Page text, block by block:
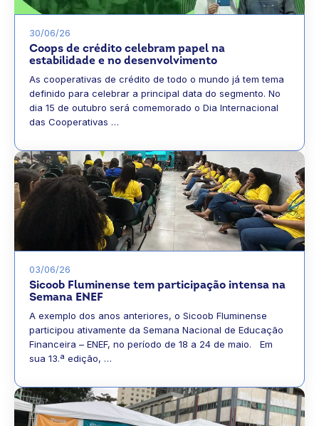
30/06/26
Coops de crédito celebram papel na
estabilidade e no desenvolvimento
As cooperativas de crédito de todo o mundo já tem tema
definido para celebrar a principal data do segmento. No
dia 15 de outubro será comemorado o Dia Internacional
das Cooperativas …
03/06/26
Sicoob Fluminense tem participação intensa na
Semana ENEF
A exemplo dos anos anteriores, o Sicoob Fluminense
participou ativamente da Semana Nacional de Educação
Financeira – ENEF, no período de 18 a 24 de maio. Em
sua 13.ª edição, …